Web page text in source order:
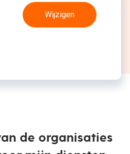
Wijzigen
de organisaties